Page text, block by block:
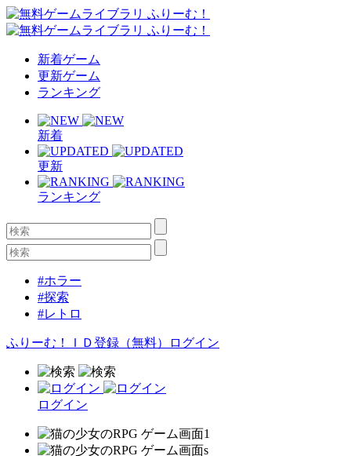
新着ゲーム
更新ゲーム
ランキング
新着
更新
ランキング
#ホラー
#探索
#レトロ
ふりーむ！ＩＤ登録（無料） ログイン
ログイン